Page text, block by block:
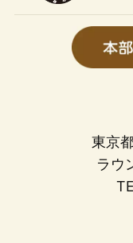
東京
ラウ